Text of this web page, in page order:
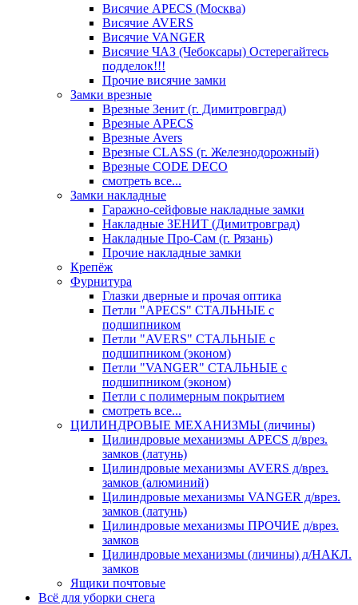
Висячие APECS (Москва)
Висячие AVERS
Висячие VANGER
Висячие ЧАЗ (Чебоксары) Остерегайтесь
подделок!!!
Прочие висячие замки
Замки врезные
Врезные Зенит (г. Димитровград)
Врезные APECS
Врезные Avers
Врезные CLASS (г. Железнодорожный)
Врезные CODE DECO
смотреть все...
Замки накладные
Гаражно-сейфовые накладные замки
Накладные ЗЕНИТ (Димитровград)
Накладные Про-Сам (г. Рязань)
Прочие накладные замки
Крепёж
Фурнитура
Глазки дверные и прочая оптика
Петли "APECS" СТАЛЬНЫЕ с
подшипником
Петли "AVERS" СТАЛЬНЫЕ с
подшипником (эконом)
Петли "VANGER" СТАЛЬНЫЕ с
подшипником (эконом)
Петли с полимерным покрытием
смотреть все...
ЦИЛИНДРОВЫЕ МЕХАНИЗМЫ (личины)
Цилиндровые механизмы APECS д/врез.
замков (латунь)
Цилиндровые механизмы AVERS д/врез.
замков (алюминий)
Цилиндровые механизмы VANGER д/врез.
замков (латунь)
Цилиндровые механизмы ПРОЧИЕ д/врез.
замков
Цилиндровые механизмы (личины) д/НАКЛ.
замков
Ящики почтовые
Всё для уборки снега